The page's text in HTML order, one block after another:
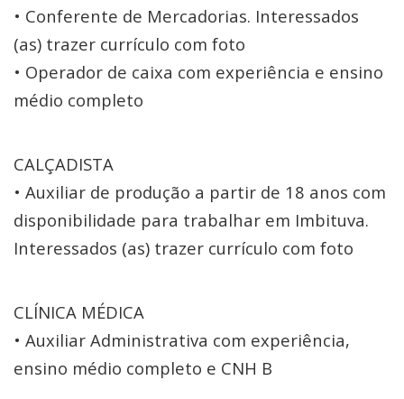
• Conferente de Mercadorias. Interessados
(as) trazer currículo com foto
• Operador de caixa com experiência e ensino
médio completo
CALÇADISTA
• Auxiliar de produção a partir de 18 anos com
disponibilidade para trabalhar em Imbituva.
Interessados (as) trazer currículo com foto
CLÍNICA MÉDICA
• Auxiliar Administrativa com experiência,
ensino médio completo e CNH B